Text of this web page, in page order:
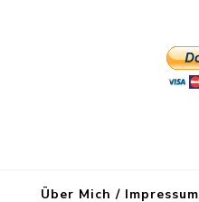
Über Mich / Impressum